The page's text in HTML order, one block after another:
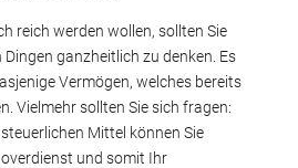
reich werden wollen, sollten Sie
ganzheitlich zu denken. Es
Vermögen, welches bereits
Vielmehr sollten Sie sich fragen:
Mittel können Sie
und somit Ihr